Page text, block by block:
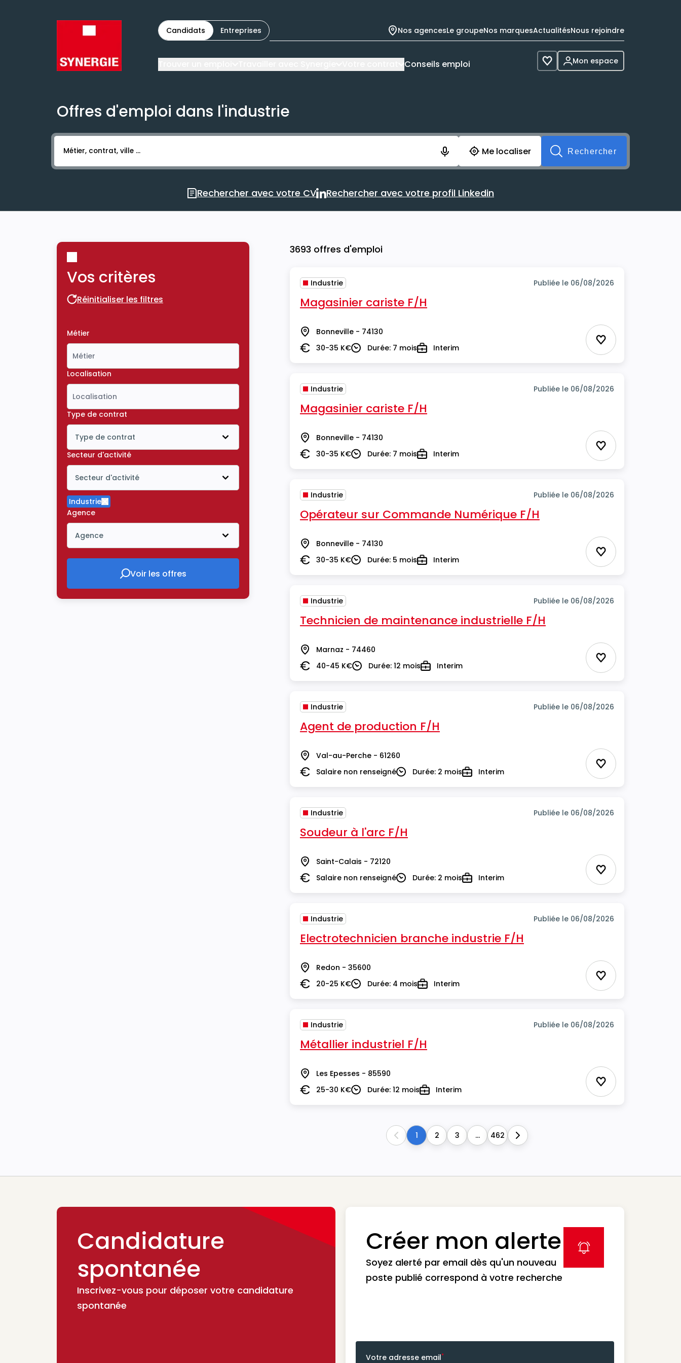
Candidats Entreprises Nos agencesLe groupeNos marquesActualitésNous rejoindre
Conseils emploi Voir les favoris
Mon espace
Offres d'emploi dans l'industrie
Activer l’élément pour lancer l’enregistrement. Vous aurez 10 secondes pour enregistrer votre recherche avant soumission du formulaire. Vous
Me localiser
Rechercher
Rechercher avec votre CV
Rechercher avec votre CV
Rechercher avec votre profil Linkedin
Rechercher avec votre profil Linkedin
Vos critères
Réinitialiser les filtres
Réinitialiser les filtres
Métier
Localisation
Type de contrat
Type de contrat
Icône ouvrir la liste déroulante
Secteur d'activité
Secteur d'activité
Icône ouvrir la liste déroulante
Industrie
Supprimer le critère Industrie
Agence
Agence
Icône ouvrir la liste déroulante
Voir les offres
Voir les offres
3693 offres d'emploi
Industrie Publiée le 06/08/2026
Magasinier cariste F/H
Lieu Bonneville - 74130
Salaire30-35 K€DuréeDurée: 7 moisTypeInterim Ajouter aux
Industrie Publiée le 06/08/2026
Magasinier cariste F/H
Lieu Bonneville - 74130
Salaire30-35 K€DuréeDurée: 7 moisTypeInterim Ajouter aux
Industrie Publiée le 06/08/2026
Opérateur sur Commande Numérique F/H
Lieu Bonneville - 74130
Salaire30-35 K€DuréeDurée: 5 moisTypeInterim Ajouter aux
Industrie Publiée le 06/08/2026
Technicien de maintenance industrielle F/H
Lieu Marnaz - 74460
Salaire40-45 K€DuréeDurée: 12 moisTypeInterim Ajouter aux
Industrie Publiée le 06/08/2026
Agent de production F/H
Lieu Val-au-Perche - 61260
SalaireSalaire non renseignéDuréeDurée: 2 moisTypeInterim Ajouter aux
Industrie Publiée le 06/08/2026
Soudeur à l'arc F/H
Lieu Saint-Calais - 72120
SalaireSalaire non renseignéDuréeDurée: 2 moisTypeInterim Ajouter aux
Industrie Publiée le 06/08/2026
Electrotechnicien branche industrie F/H
Lieu Redon - 35600
Salaire20-25 K€DuréeDurée: 4 moisTypeInterim Ajouter aux
Industrie Publiée le 06/08/2026
Métallier industriel F/H
Lieu Les Epesses - 85590
Salaire25-30 K€DuréeDurée: 12 moisTypeInterim Ajouter aux
Previous
1 2 3 ... 462 Next
Candidature
spontanée
Inscrivez-vous pour déposer votre candidature
spontanée
Créer mon alerte
Soyez alerté par email dès qu'un nouveau
poste publié correspond à votre recherche
label icon
Votre adresse email*